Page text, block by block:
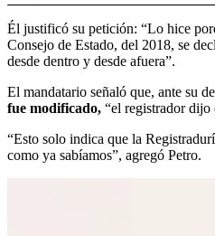
Él justificó su petición: “Lo hice
Consejo de Estado, del 2018, se
desde dentro y desde afuera”.
El mandatario señaló que, ante su
fue modificado, “el registrador dijo
“Esto solo indica que la
como ya sabíamos”, agregó Petro.